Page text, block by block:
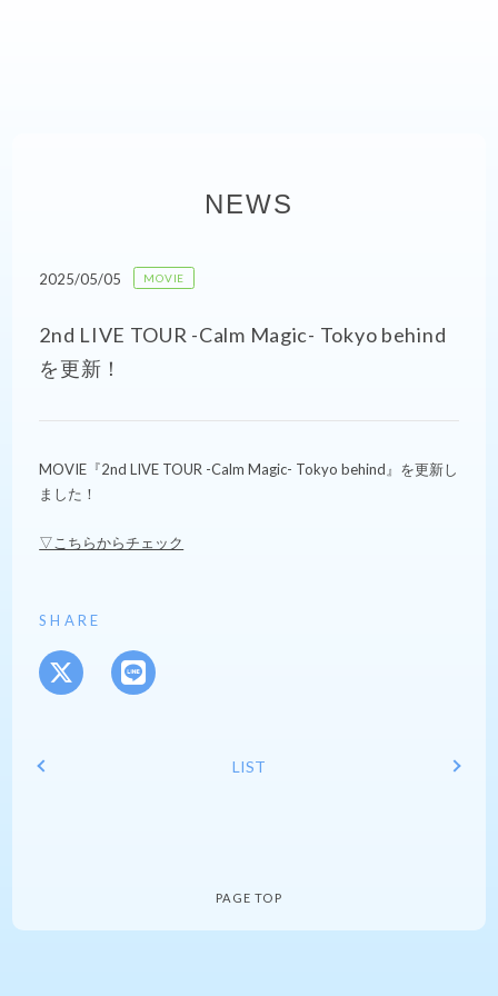
NEWS
2025/05/05 MOVIE
2nd LIVE TOUR -Calm Magic- Tokyo behind
を更新！
MOVIE『2nd LIVE TOUR -Calm Magic- Tokyo behind』を更新し
ました！
▽こちらからチェック
SHARE
LIST
PAGE TOP